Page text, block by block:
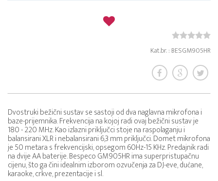
Kat.br. : BESGM905HR
Dvostruki bežični sustav se sastoji od dva naglavna mikrofona i
baze-prijemnika. Frekvencija na kojoj radi ovaj bežični sustav je
180 - 220 MHz. Kao izlazni priključci stoje na raspolaganju i
balansirani XLR i nebalansirani 6,3 mm priključci. Domet mikrofona
je 50 metara s frekvencijski, opsegom 60Hz-15 KHz. Predajnik radi
na dvije AA baterije. Bespeco GM905HR ima superpristupačnu
cijenu, što ga čini idealnim izborom ozvučenja za DJ-eve, dućane,
karaoke, crkve, prezentacije i sl.